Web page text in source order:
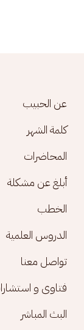
menu
عن الحبيب
كلمة الشهر
المحاضرات
أبلغ عن مشكلة
الخطب
الدروس العلمية
تواصل معنا
فتاوى و
البث المباشر